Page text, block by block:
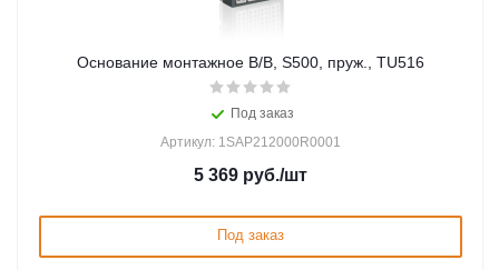
Основание монтажное В/В, S500, пруж., TU516
Под заказ
Артикул: 1SAP212000R0001
5 369 руб./шт
Под заказ